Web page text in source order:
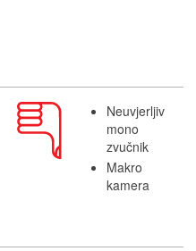
Neuvjerljiv
mono
zvučnik
Makro
kamera